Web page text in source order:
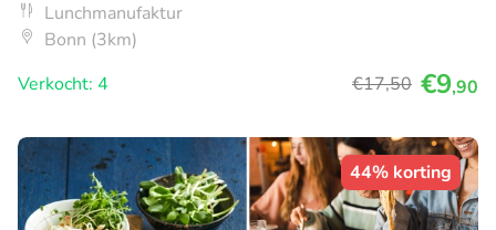
Lunchmanufaktur
Bonn (3km)
Verkocht: 4
€17,50 €9,90
44% korting